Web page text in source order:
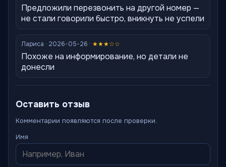
Предложили перезвонить на другой номер —
не стали говорили быстро, вникнуть не успели
Лариса · 2026-05-26 · ★★★☆☆
Похоже на информирование, но детали не
донесли
Оставить отзыв
Комментарии появляются после проверки.
Имя